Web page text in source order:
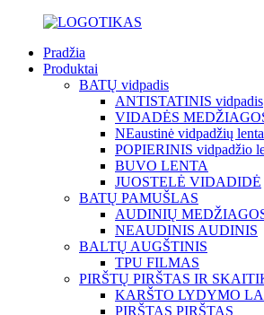
Pradžia
Produktai
BATŲ vidpadis
ANTISTATINIS vidpadis
VIDADĖS
NEaustinė vidpadžių lenta
POPIERINIS vidpadžio
BUVO LENTA
JUOSTELĖ VIDADIDĖ
BATŲ PAMUŠLAS
AUDINIŲ
NEAUDINIS AUDINIS
BALTŲ AUGŠTINIS
TPU FILMAS
PIRŠTŲ PIRŠTAS IR
KARŠTO LYDYMO
PIRŠTAS PIRŠTAS